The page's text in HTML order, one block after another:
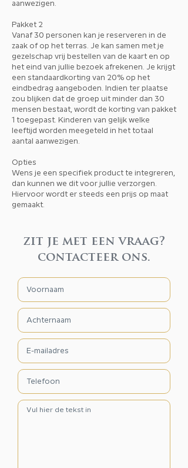
aanwezigen.
Pakket 2
Vanaf 30 personen kan je reserveren in de
zaak of op het terras. Je kan samen met je
gezelschap vrij bestellen van de kaart en op
het eind van jullie bezoek afrekenen. Je krijgt
een standaardkorting van 20% op het
eindbedrag aangeboden. Indien ter plaatse
zou blijken dat de groep uit minder dan 30
mensen bestaat, wordt de korting van pakket
1 toegepast. Kinderen van gelijk welke
leeftijd worden meegeteld in het totaal
aantal aanwezigen.
Opties
Wens je een specifiek product te integreren,
dan kunnen we dit voor jullie verzorgen.
Hiervoor wordt er steeds een prijs op maat
gemaakt.
zit je met een vraag?
contacteer ons.